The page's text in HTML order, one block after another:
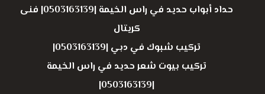
حداد أبواب حديد في راس الخيمة |0503163139| فنى
كريتال
تركيب شبوك في دبي |0503163139|
تركيب بيوت شعر حديد في راس الخيمة
|0503163139|